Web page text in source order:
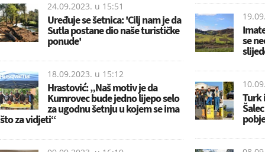
24.09.2023. u 15:51
Uređuje se šetnica: 'Cilj nam je da
Sutla postane dio naše turističke
ponude'
18.09.2023. u 15:12
Hrastović: „Naš motiv je da
Kumrovec bude jedno lijepo selo
za ugodnu šetnju u kojem se ima
što za vidjeti“
se
Turk